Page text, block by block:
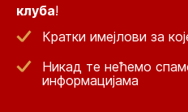
клуба!
Кратки имејлови за
Никад те нећемо
информацијама